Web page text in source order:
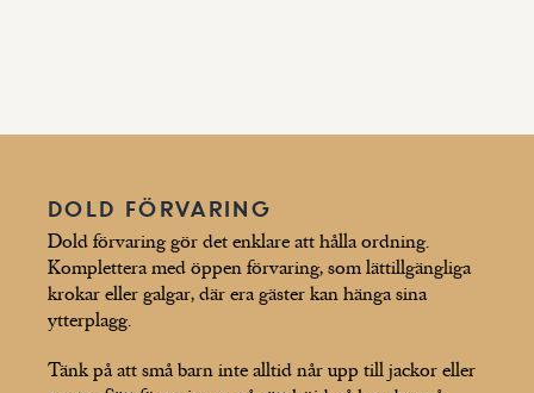
DOLD FÖRVARING
Dold förvaring gör det enklare att hålla ordning.
Komplettera med öppen förvaring, som lättillgängliga
krokar eller galgar, där era gäster kan hänga sina
ytterplagg.
Tänk på att små barn inte alltid når upp till jackor eller